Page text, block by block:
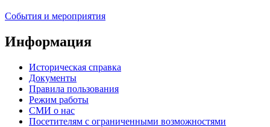
События и мероприятия
Информация
Историческая справка
Документы
Правила пользования
Режим работы
СМИ о нас
Посетителям с ограниченными возможностями